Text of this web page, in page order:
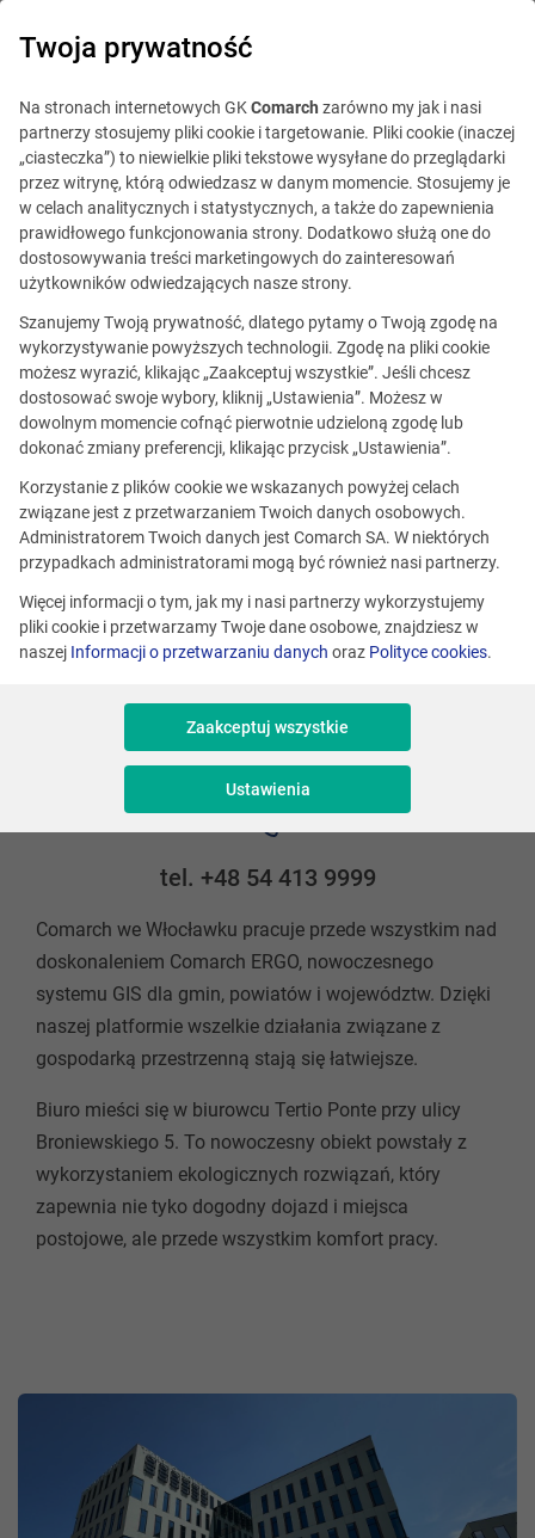
Włocławek
ul. Broniewskiego 5
Biurowiec Tertio Ponte
II piętro
87-800 Włocławek
Adres mailowy
praca@comarch.pl
tel. +48 54 413 9999
Comarch we Włocławku pracuje przede wszystkim nad
doskonaleniem Comarch ERGO, nowoczesnego
systemu GIS dla gmin, powiatów i województw. Dzięki
naszej platformie wszelkie działania związane z
gospodarką przestrzenną stają się łatwiejsze.
Biuro mieści się w biurowcu Tertio Ponte przy ulicy
Broniewskiego 5. To nowoczesny obiekt powstały z
wykorzystaniem ekologicznych rozwiązań, który
zapewnia nie tyko dogodny dojazd i miejsca
postojowe, ale przede wszystkim komfort pracy.
Twoja prywatność
Na stronach internetowych GKComarch zarówno my jak i nasi
partnerzy stosujemy pliki cookie i targetowanie. Pliki cookie (inaczej
„ciasteczka”) to niewielkie pliki tekstowe wysyłane do przeglądarki
przez witrynę, którą odwiedzasz w danym momencie. Stosujemy je
w celach analitycznych i statystycznych, a także do zapewnienia
prawidłowego funkcjonowania strony. Dodatkowo służą one do
dostosowywania treści marketingowych do zainteresowań
użytkowników odwiedzających nasze strony.
Szanujemy Twoją prywatność, dlatego pytamy o Twoją zgodę na
wykorzystywanie powyższych technologii. Zgodę na pliki cookie
możesz wyrazić, klikając „Zaakceptuj wszystkie”. Jeśli chcesz
dostosować swoje wybory, kliknij „Ustawienia”. Możesz w
dowolnym momencie cofnąć pierwotnie udzieloną zgodę lub
dokonać zmiany preferencji, klikając przycisk „Ustawienia”.
Korzystanie z plików cookie we wskazanych powyżej celach
związane jest z przetwarzaniem Twoich danych osobowych.
Administratorem Twoich danych jest Comarch SA. W niektórych
przypadkach administratorami mogą być również nasi partnerzy.
Więcej informacji o tym, jak my i nasi partnerzy wykorzystujemy
pliki cookie i przetwarzamy Twoje dane osobowe, znajdziesz w
naszej Informacji o przetwarzaniu danych oraz Polityce cookies.
Zaakceptuj wszystkie
Ustawienia